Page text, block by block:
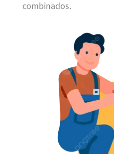
combinados.